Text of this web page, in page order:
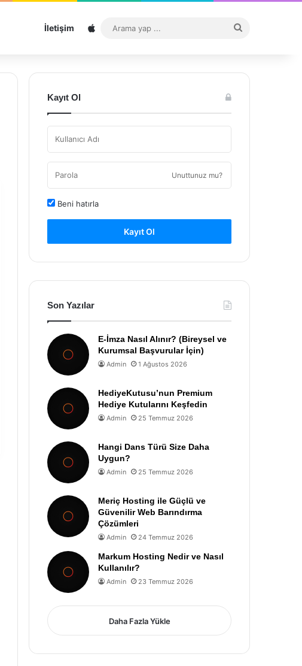
İletişim Sitemap
...
Kayıt Ol
Unuttunuz mu?
Beni hatırla
Kayıt Ol
Son Yazılar
E-İmza Nasıl Alınır? (Bireysel ve
Kurumsal Başvurular İçin)
Admin 1 Ağustos 2026
HediyeKutusu’nun Premium
Hediye Kutularını Keşfedin
Admin 25 Temmuz 2026
Hangi Dans Türü Size Daha
Uygun?
Admin 25 Temmuz 2026
Meriç Hosting ile Güçlü ve
Güvenilir Web Barındırma
Çözümleri
Admin 24 Temmuz 2026
Markum Hosting Nedir ve Nasıl
Kullanılır?
Admin 23 Temmuz 2026
Daha Fazla Yükle